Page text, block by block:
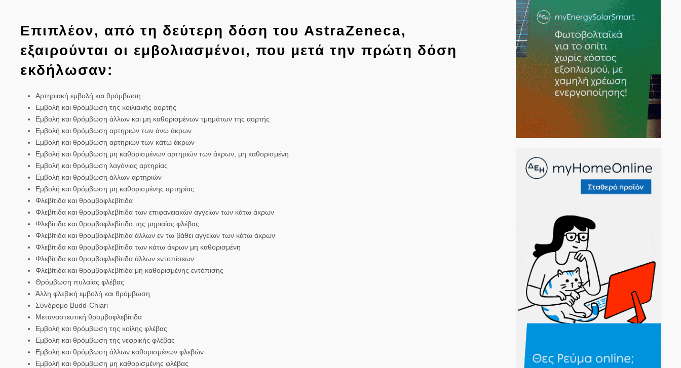
Επιπλέον, από τη δεύτερη δόση του AstraZeneca,
εξαιρούνται οι εμβολιασμένοι, που μετά την πρώτη δόση
εκδήλωσαν:
Αρτηριακή εμβολή και θρόμβωση
Εμβολή και θρόμβωση της κοιλιακής αορτής
Εμβολή και θρόμβωση άλλων και μη καθορισμένων τμημάτων της αορτής
Εμβολή και θρόμβωση αρτηριών των άνω άκρων
Εμβολή και θρόμβωση αρτηριών των κάτω άκρων
Εμβολή και θρόμβωση μη καθορισμένων αρτηριών των άκρων, μη καθορισμένη
Εμβολή και θρόμβωση λαγόνιας αρτηρίας
Εμβολή και θρόμβωση άλλων αρτηριών
Εμβολή και θρόμβωση μη καθορισμένης αρτηρίας
Φλεβίτιδα και θρομβοφλεβίτιδα
Φλεβίτιδα και θρομβοφλεβίτιδα των επιφανειακών αγγείων των κάτω άκρων
Φλεβίτιδα και θρομβοφλεβίτιδα της μηριαίας φλέβας
Φλεβίτιδα και θρομβοφλεβίτιδα άλλων εν τω βάθει αγγείων των κάτω άκρων
Φλεβίτιδα και θρομβοφλεβίτιδα των κάτω άκρων μη καθορισμένη
Φλεβίτιδα και θρομβοφλεβίτιδα άλλων εντοπίσεων
Φλεβίτιδα και θρομβοφλεβίτιδα μη καθορισμένης εντόπισης
Θρόμβωση πυλαίας φλέβας
Άλλη φλεβική εμβολή και θρόμβωση
Σύνδρομο Budd-Chiari
Μεταναστευτική θρομβοφλεβίτιδα
Εμβολή και θρόμβωση της κοίλης φλέβας
Εμβολή και θρόμβωση της νεφρικής φλέβας
Εμβολή και θρόμβωση άλλων καθορισμένων φλεβών
Εμβολή και θρόμβωση μη καθορισμένης φλέβας